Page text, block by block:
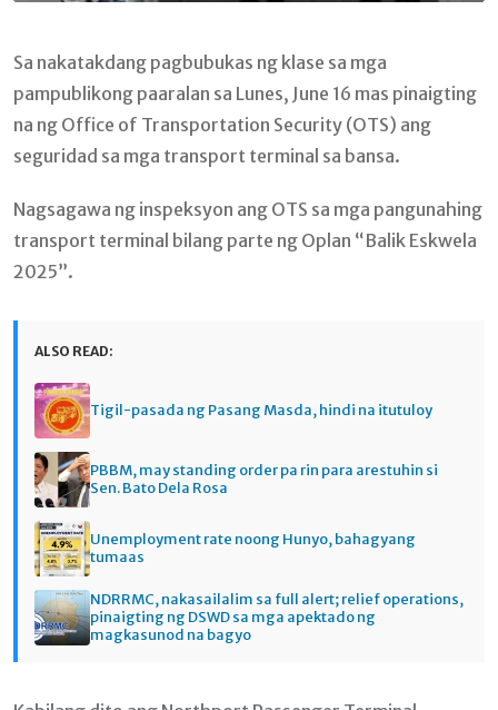
Sa nakatakdang pagbubukas ng klase sa mga
pampublikong paaralan sa Lunes, June 16 mas pinaigting
na ng Office of Transportation Security (OTS) ang
seguridad sa mga transport terminal sa bansa.
Nagsagawa ng inspeksyon ang OTS sa mga pangunahing
transport terminal bilang parte ng Oplan “Balik Eskwela
2025”.
ALSO READ:
Tigil-pasada ng Pasang Masda, hindi na itutuloy
PBBM, may standing order pa rin para arestuhin si
Sen. Bato Dela Rosa
Unemployment rate noong Hunyo, bahagyang
tumaas
NDRRMC, nakasailalim sa full alert; relief operations,
pinaigting ng DSWD sa mga apektado ng
magkasunod na bagyo